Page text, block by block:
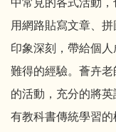
用網路貼寫文章、
印象深刻，帶給個
難得的經驗。薈卉
的活動，充分的將
有教科書傳統學習